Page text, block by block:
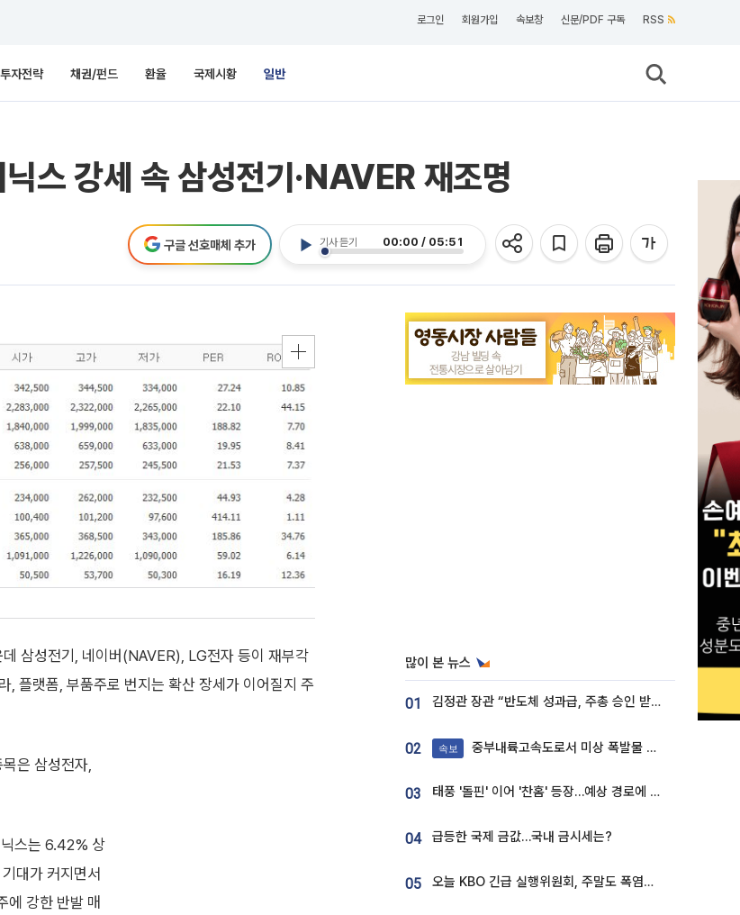
로그인 회원가입 속보창 신문/PDF 구독 RSS
투자전략 채권/펀드 환율 국제시황 일반
스 강세 속 삼성전기·NAVER 재조명
기사 듣기 00:00 / 05:51
구글 선호매체 추가
삼성전기, 네이버(NAVER), LG전자 등이 재부각
, 플랫폼, 부품주로 번지는 확산 장세가 이어질지 주
은 삼성전자,
스는 6.42% 상
대가 커지면서
에 강한 반발 매
많이 본 뉴스
01 김정관 장관 “반도체 성과급, 주총 승인 받도록”…상법·자본시장법 개정 시사
02 속보 중부내륙고속도로서 미상 폭발물 발견
03 태풍 '돌핀' 이어 '찬홈' 등장…예상 경로에 한국 '한숨'
04 급등한 국제 금값…국내 금시세는?
05 오늘 KBO 긴급 실행위원회, 주말도 폭염취소 될까